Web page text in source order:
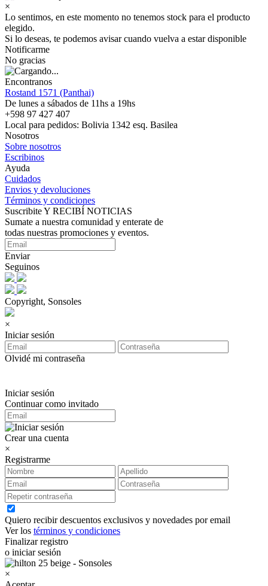
×
Lo sentimos, en este momento no tenemos stock para el producto
elegido.
Si lo deseas, te podemos avisar cuando vuelva a estar disponible
Notificarme
No gracias
Encontranos
Rostand 1571 (Panthai)
De lunes a sábados de 11hs a 19hs
+598 97 427 407
Local para pedidos: Bolivia 1342 esq. Basilea
Nosotros
Sobre nosotros
Escribinos
Ayuda
Cuidados
Envios y devoluciones
Términos y condiciones
Suscribite Y RECIBÍ NOTICIAS
Sumate a nuestra comunidad y enterate de
todas nuestras promociones y eventos.
Enviar
Seguinos
Copyright, Sonsoles
×
Iniciar sesión
Olvidé mi contraseña
Iniciar sesión
Continuar como invitado
Crear una cuenta
×
Registrarme
Quiero recibir descuentos exclusivos y novedades por email
Ver los términos y condiciones
Finalizar registro
o iniciar sesión
×